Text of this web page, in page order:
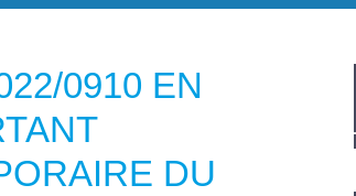
0910 EN
DU